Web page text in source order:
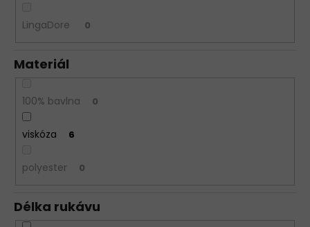
LingaDore 0
Materiál
100% bavlna 0
viskóza 6
polyester 0
Délka rukávu